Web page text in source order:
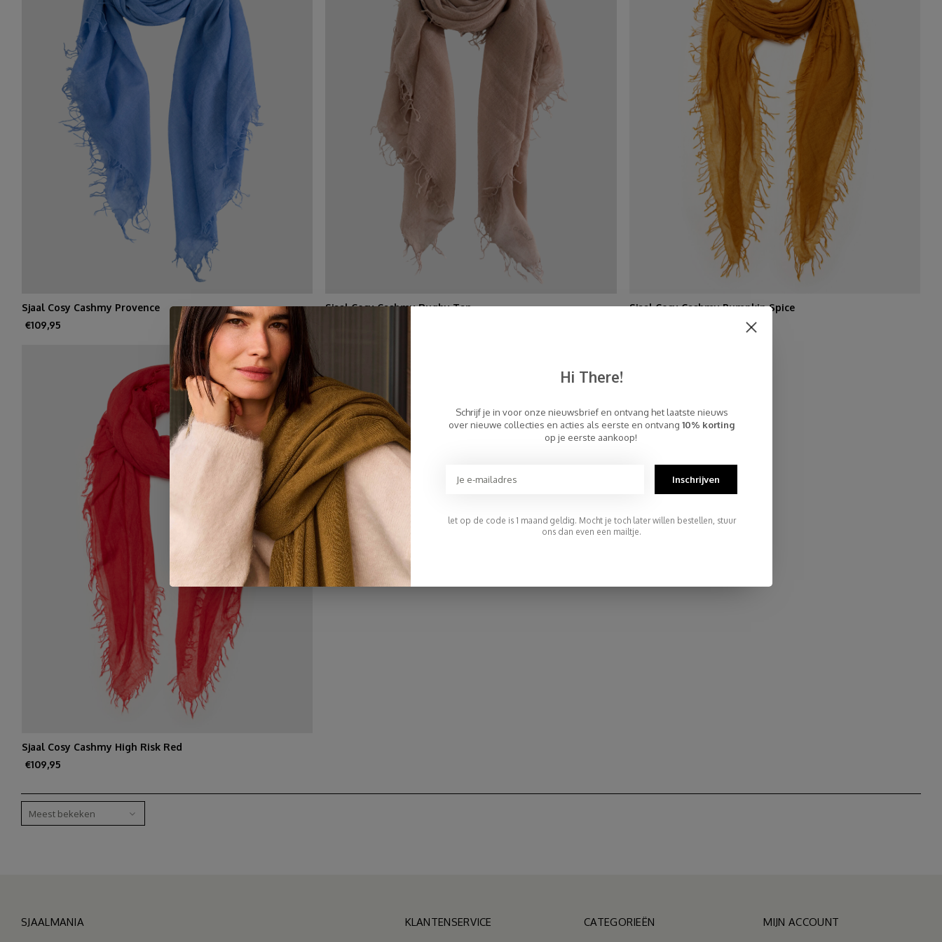
Sjaal Cosy Cashmy Provence
€109,95
Sjaal Cosy Cashmy Rugby Tan
Sjaal Cosy Cashmy Pumpkin Spice
Sjaal Cosy Cashmy High Risk Red
€109,95
Meest bekeken
SJAALMANIA KLANTENSERVICE CATEGORIEËN MIJN ACCOUNT
Hi There!
Schrijf je in voor onze nieuwsbrief en ontvang het laatste nieuws
over nieuwe collecties en acties als eerste en ontvang 10% korting
op je eerste aankoop!
Inschrijven
let op de code is 1 maand geldig. Mocht je toch later willen bestellen, stuur
ons dan even een mailtje.